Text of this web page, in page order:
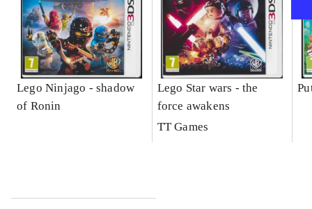
Lego Ninjago - shadow
of Ronin
Lego Star wars - the
force awakens
TT Games